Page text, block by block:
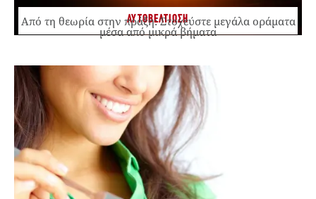
ΑΥΤΟΒΕΛΤΙΩΣΗ
Από τη θεωρία στην πράξη: Στοχεύστε μεγάλα οράματα
μέσα από μικρά βήματα